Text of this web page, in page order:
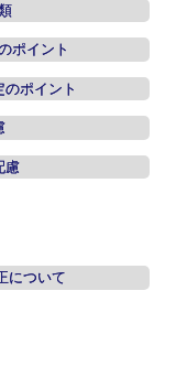
ポイント
ポイント
慮
について